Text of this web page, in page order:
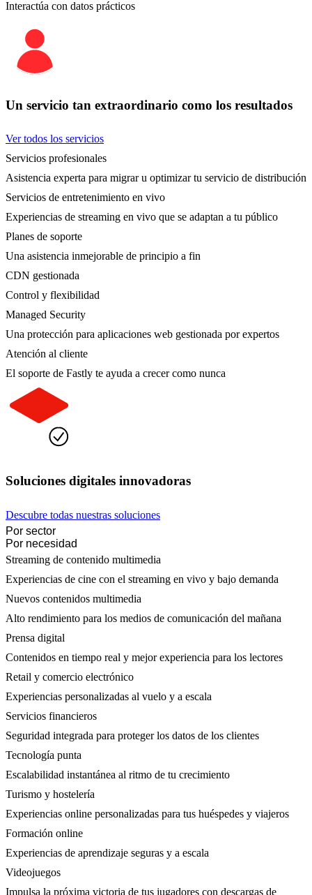
Interactúa con datos prácticos
Un servicio tan extraordinario como los resultados
Ver todos los servicios
Servicios profesionales
Asistencia experta para migrar u optimizar tu servicio de distribución
Servicios de entretenimiento en vivo
Experiencias de streaming en vivo que se adaptan a tu público
Planes de soporte
Una asistencia inmejorable de principio a fin
CDN gestionada
Control y flexibilidad
Managed Security
Una protección para aplicaciones web gestionada por expertos
Atención al cliente
El soporte de Fastly te ayuda a crecer como nunca
Soluciones digitales innovadoras
Descubre todas nuestras soluciones
Por sector
Por necesidad
Streaming de contenido multimedia
Experiencias de cine con el streaming en vivo y bajo demanda
Nuevos contenidos multimedia
Alto rendimiento para los medios de comunicación del mañana
Prensa digital
Contenidos en tiempo real y mejor experiencia para los lectores
Retail y comercio electrónico
Experiencias personalizadas al vuelo y a escala
Servicios financieros
Seguridad integrada para proteger los datos de los clientes
Tecnología punta
Escalabilidad instantánea al ritmo de tu crecimiento
Turismo y hostelería
Experiencias online personalizadas para tus huéspedes y viajeros
Formación online
Experiencias de aprendizaje seguras y a escala
Videojuegos
Impulsa la próxima victoria de tus jugadores con descargas de